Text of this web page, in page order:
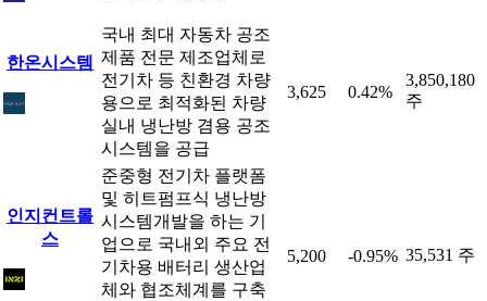
한온시스템
국내 최대 자동차 공조
제품 전문 제조업체로
전기차 등 친환경 차량
용으로 최적화된 차량
실내 냉난방 겸용 공조
시스템을 공급
3,625 0.42%
3,850,180
주
인지컨트롤
스
준중형 전기차 플랫폼
및 히트펌프식 냉난방
시스템개발을 하는 기
업으로 국내외 주요 전
기차용 배터리 생산업
체와 협조체계를 구축
5,200 -0.95% 35,531 주